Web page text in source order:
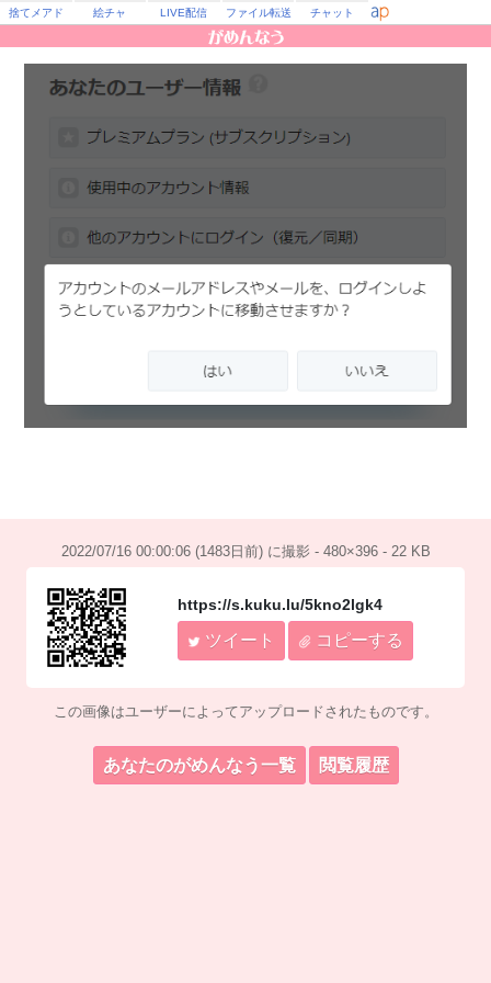
捨てメアド 絵チャ LIVE配信 ファイル転送 チャット
2022/07/16 00:00:06 (1483日前) に撮影 - 480×396 - 22 KB
https://s.kuku.lu/5kno2lgk4
ツイート コピーする
この画像はユーザーによってアップロードされたものです。
あなたのがめんなう一覧 閲覧履歴